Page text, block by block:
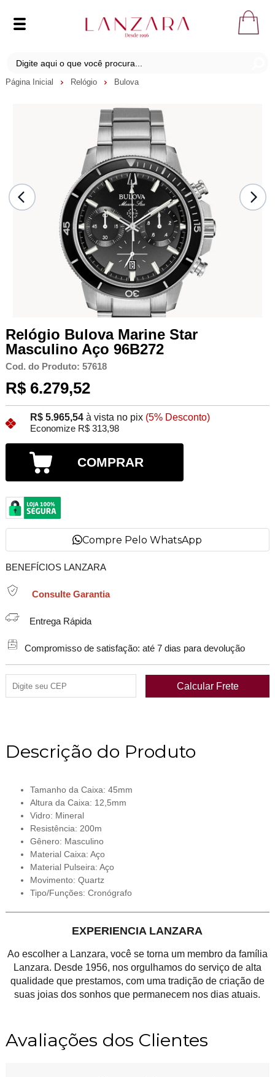
Página Inicial Relógio Bulova
Relógio Bulova Marine Star
Masculino Aço 96B272
Cod. do Produto: 57618
R$ 6.279,52
R$ 5.965,54 à vista no pix (5% Desconto)
Economize R$ 313,98
COMPRAR
Compre Pelo WhatsApp
BENEFÍCIOS LANZARA
Consulte Garantia
Entrega Rápida
Compromisso de satisfação: até 7 dias para devolução
Descrição do Produto
Tamanho da Caixa: 45mm
Altura da Caixa: 12,5mm
Vidro: Mineral
Resistência: 200m
Gênero: Masculino
Material Caixa: Aço
Material Pulseira: Aço
Movimento: Quartz
Tipo/Funções: Cronógrafo
EXPERIENCIA LANZARA
Ao escolher a Lanzara, você se torna um membro da família
Lanzara. Desde 1956, nos orgulhamos do serviço de alta
qualidade que prestamos, com uma tradição de criação de
suas joias dos sonhos que permanecem nos dias atuais.
Avaliações dos Clientes